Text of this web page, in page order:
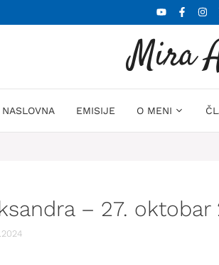
Mira
NASLOVNA EMISIJE O MENI
– 27. oktobar